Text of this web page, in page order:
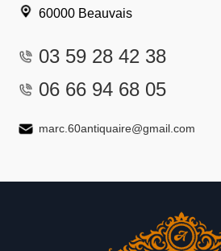
60000 Beauvais
03 59 28 42 38
06 66 94 68 05
marc.60antiquaire@gmail.com